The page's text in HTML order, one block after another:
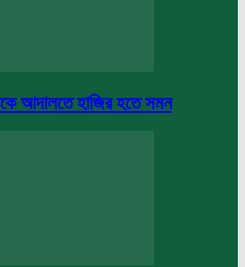
আদালতে হাজির হতে সমন